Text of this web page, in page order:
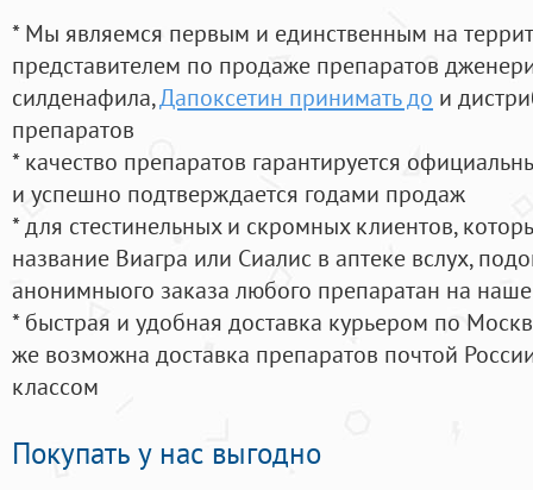
* Мы являемся первым и единственным на
представителем по продаже препаратов
силденафила,Дапоксетин принимать до и
препаратов
* качество препаратов гарантируется
и успешно подтверждается годами продаж
* для стестинельных и скромных клиентов,
название Виагра или Сиалис в аптеке вслух,
анонимныого заказа любого препаратан на
* быстрая и удобная доставка курьером по
же возможна доставка препаратов почтой
классом
Покупать у нас выгодно